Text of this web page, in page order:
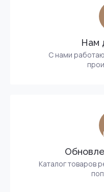
Нам
С нами
Каталог товаров